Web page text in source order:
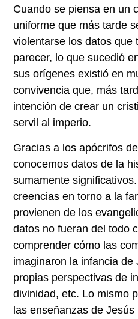
Cuando se piensa en un
uniforme que más tarde
violentarse los datos que
parecer, lo que sucedió
sus orígenes existió en
convivencia que, más
intención de crear un
servil al imperio.
Gracias a los apócrifos
conocemos datos de la
sumamente
creencias en torno a la
provienen de los
datos no fueran del todo
comprender cómo las
imaginaron la infancia de
propias perspectivas de
divinidad, etc. Lo mismo
las enseñanzas de